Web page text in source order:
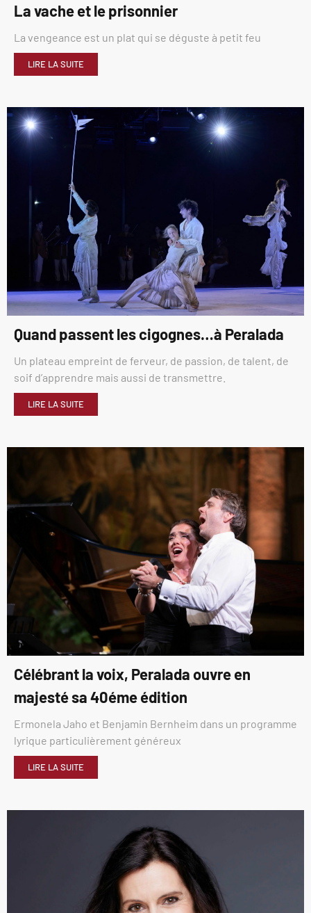
La vache et le prisonnier
La vengeance est un plat qui se déguste à petit feu
LIRE LA SUITE
Quand passent les cigognes…à Peralada
Un plateau empreint de ferveur, de passion, de talent, de
soif d’apprendre mais aussi de transmettre.
LIRE LA SUITE
Célébrant la voix, Peralada ouvre en
majesté sa 40éme édition
Ermonela Jaho et Benjamin Bernheim dans un programme
lyrique particulièrement généreux
LIRE LA SUITE